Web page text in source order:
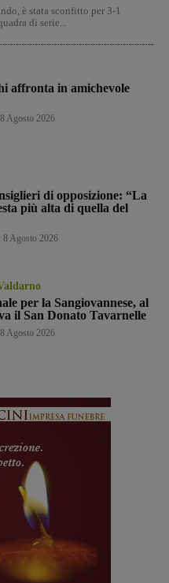
è stata sconfitto per 3-1
di serie...
affronta in amichevole
8 Agosto 2026
di opposizione: “La
più alta di quella del
8 Agosto 2026
per la Sangiovannese, al
il San Donato Tavarnelle
8 Agosto 2026